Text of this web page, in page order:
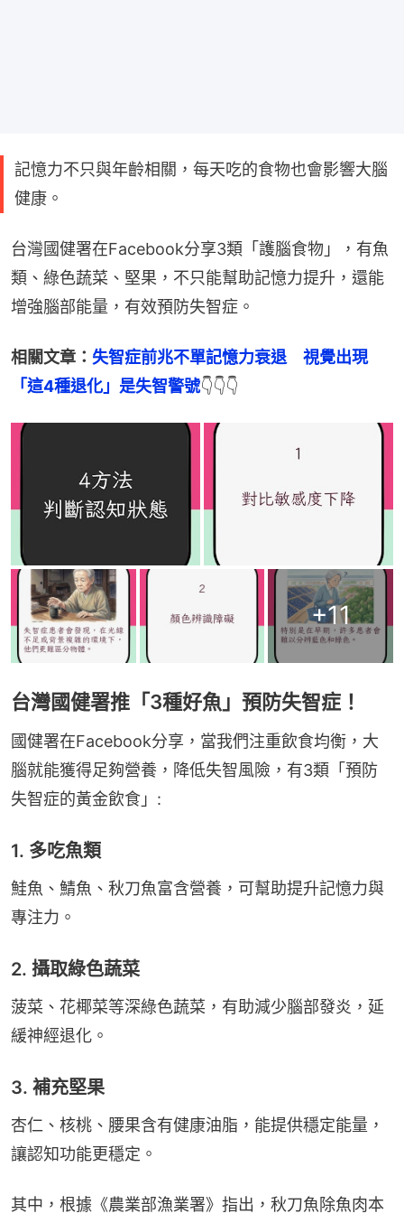
記憶力不只與年齡相關，每天吃的食物也會影響大腦
健康。
台灣國健署在Facebook分享3類「護腦食物」，有魚
類、綠色蔬菜、堅果，不只能幫助記憶力提升，還能
增強腦部能量，有效預防失智症。
相關文章： 失智症前兆不單記憶力衰退　視覺出現
「這4種退化」是失智警號👇👇👇
+11
台灣國健署推「3種好魚」預防失智症！
國健署在Facebook分享，當我們注重飲食均衡，大
腦就能獲得足夠營養，降低失智風險，有3類「預防
失智症的黃金飲食」:
1. 多吃魚類
鮭魚、鯖魚、秋刀魚富含營養，可幫助提升記憶力與
專注力。
2. 攝取綠色蔬菜
菠菜、花椰菜等深綠色蔬菜，有助減少腦部發炎，延
緩神經退化。
3. 補充堅果
杏仁、核桃、腰果含有健康油脂，能提供穩定能量，
讓認知功能更穩定。
其中，根據《農業部漁業署》指出，秋刀魚除魚肉本